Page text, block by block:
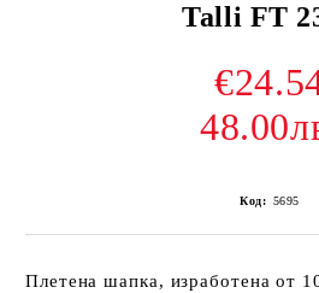
Talli FT
Код: 5695
Плетена шапка, изработена от